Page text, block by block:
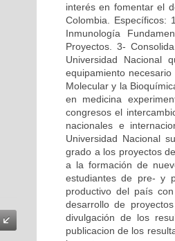
interés en fomentar el
Colombia. Específicos:
Inmunología
Proyectos. 3-
Universidad
equipamiento
Molecular y la
en medicina
congresos el
nacionales e
Universidad Nacional
grado a los proyectos
a la formación de
estudiantes de pre- y
productivo del país
desarrollo de
divulgación de los
publicacion de los